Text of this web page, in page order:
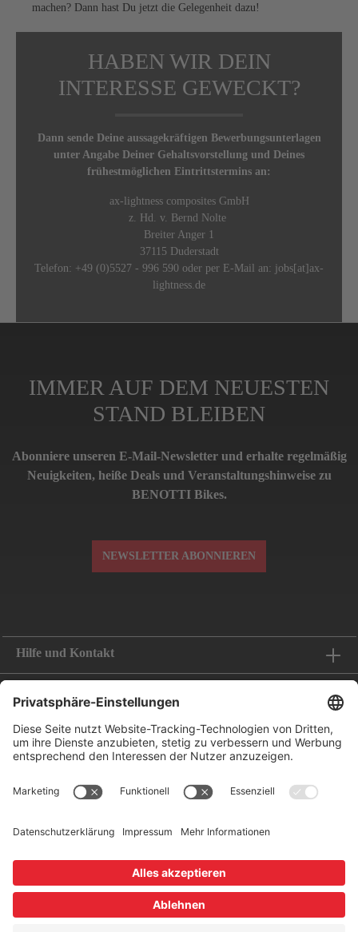
machen? Dann hast Du jetzt die Gelegenheit dazu!
HABEN WIR DEIN
INTERESSE GEWECKT?
Dann sende Deine aussagekräftigen Bewerbungsunterlagen
unter Angabe Deiner Gehaltsvorstellung und Deines
frühestmöglichen Eintrittstermins an:
ax-lightness composites GmbH
z. Hd. v. Bernd Nolte
Breiter Anger 1
37115 Duderstadt
Telefon: +49 (0)5527 - 996 590 oder per E-Mail an: jobs[at]ax-
lightness.de
IMMER AUF DEM NEUESTEN
STAND BLEIBEN
Abonniere unseren E-Mail-Newsletter und erhalte regelmäßig
Neuigkeiten, heiße Deals und Veranstaltungshinweise zu
BENOTTI Bikes.
NEWSLETTER ABONNIEREN
Hilfe und Kontakt
Folge uns
Bestellung widerrufen
Zahlungsoptionen